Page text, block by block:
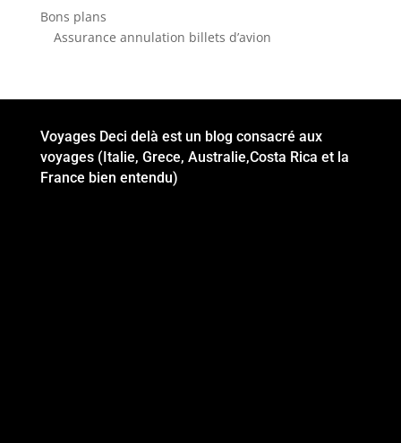
Bons plans
Assurance annulation billets d’avion
Voyages Deci delà est un blog consacré aux
voyages (Italie, Grece, Australie,Costa Rica et la
France bien entendu)